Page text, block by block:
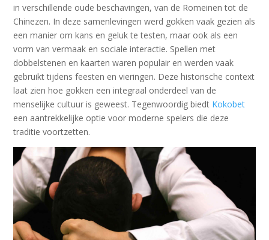
in verschillende oude beschavingen, van de Romeinen tot de
Chinezen. In deze samenlevingen werd gokken vaak gezien als
een manier om kans en geluk te testen, maar ook als een
vorm van vermaak en sociale interactie. Spellen met
dobbelstenen en kaarten waren populair en werden vaak
gebruikt tijdens feesten en vieringen. Deze historische context
laat zien hoe gokken een integraal onderdeel van de
menselijke cultuur is geweest. Tegenwoordig biedt Kokobet
een aantrekkelijke optie voor moderne spelers die deze
traditie voortzetten.